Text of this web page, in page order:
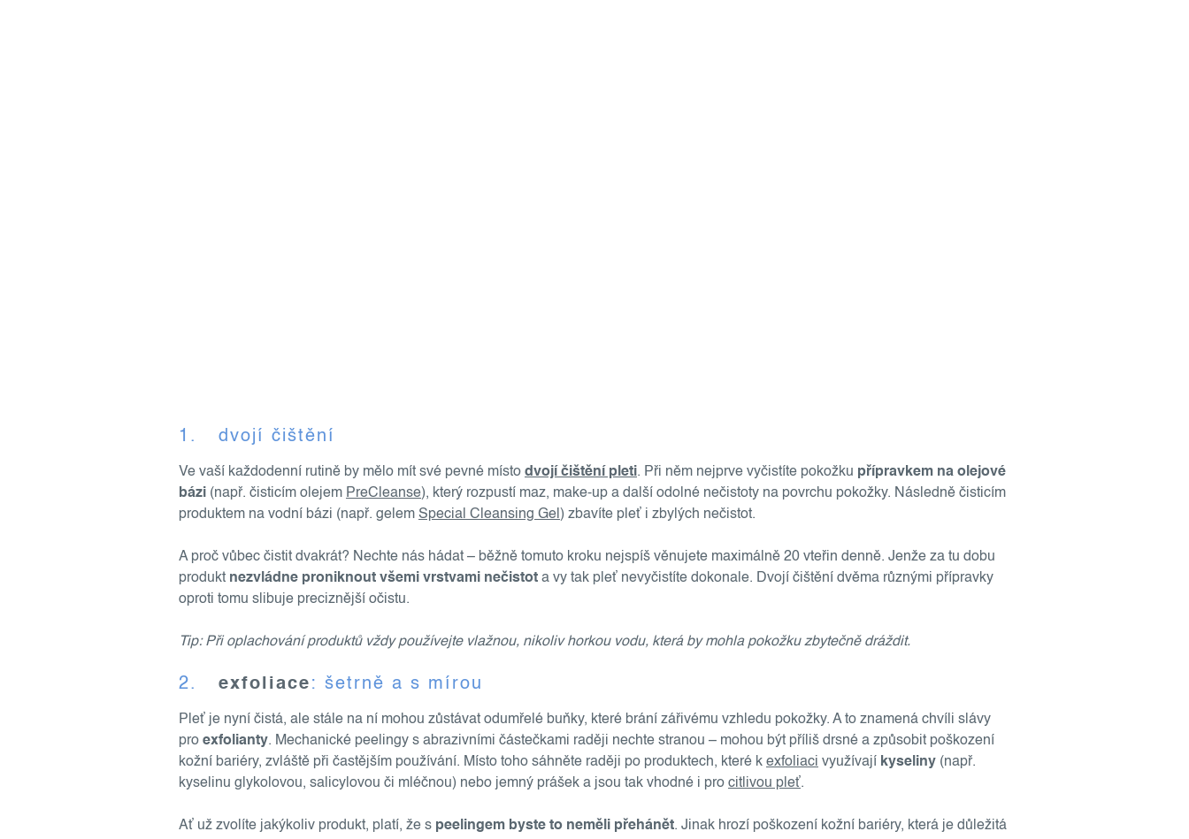
1. dvojí čištění
Ve vaší každodenní rutině by mělo mít své pevné místo dvojí čištění pleti. Při něm nejprve vyčistíte pokožku přípravkem na olejové
bázi (např. čisticím olejem PreCleanse), který rozpustí maz, make-up a další odolné nečistoty na povrchu pokožky. Následně čisticím
produktem na vodní bázi (např. gelem Special Cleansing Gel) zbavíte pleť i zbylých nečistot.
A proč vůbec čistit dvakrát? Nechte nás hádat – běžně tomuto kroku nejspíš věnujete maximálně 20 vteřin denně. Jenže za tu dobu
produkt nezvládne proniknout všemi vrstvami nečistot a vy tak pleť nevyčistíte dokonale. Dvojí čištění dvěma různými přípravky
oproti tomu slibuje preciznější očistu.
Tip: Při oplachování produktů vždy používejte vlažnou, nikoliv horkou vodu, která by mohla pokožku zbytečně dráždit.
2. exfoliace : šetrně a s mírou
Pleť je nyní čistá, ale stále na ní mohou zůstávat odumřelé buňky, které brání zářivému vzhledu pokožky. A to znamená chvíli slávy
pro exfolianty. Mechanické peelingy s abrazivními částečkami raději nechte stranou – mohou být příliš drsné a způsobit poškození
kožní bariéry, zvláště při častějším používání. Místo toho sáhněte raději po produktech, které k exfoliaci využívají kyseliny (např.
kyselinu glykolovou, salicylovou či mléčnou) nebo jemný prášek a jsou tak vhodné i pro citlivou pleť.
Ať už zvolíte jakýkoliv produkt, platí, že s peelingem byste to neměli přehánět. Jinak hrozí poškození kožní bariéry, která je důležitá